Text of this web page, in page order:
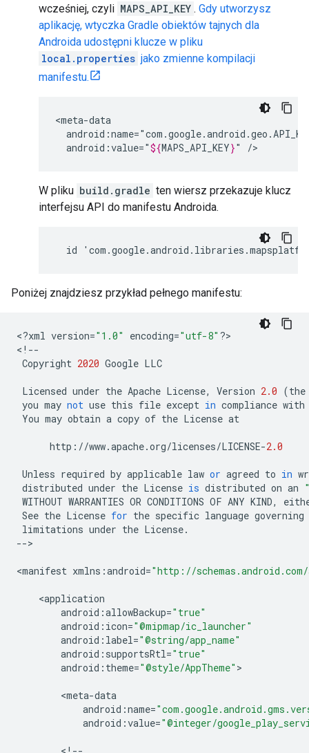
wcześniej, czyli MAPS_API_KEY . Gdy utworzysz
aplikację, wtyczka Gradle obiektów tajnych dla
Androida udostępni klucze w pliku
local.properties jako zmienne kompilacji
manifestu.
android:value="${MAPS_API_KEY}"
W pliku build.gradle ten wiersz przekazuje klucz
interfejsu API do manifestu Androida.
Poniżej znajdziesz przykład pełnego manifestu:
<?xml version="1.0" encoding="utf-8" ?>
< !--
Copyright 2020 Google LLC
Licensed under the Apache License, Version 2.0 (the
you may not use this file except in compliance with
You may obtain a copy of the License at
http : //www.apache.org/licenses/LICENSE-2.0
Unless required by applicable law or agreed to in
distributed under the License is distributed on an
WITHOUT WARRANTIES OR CONDITIONS OF ANY KIND,
See the License for the specific language governing
limitations under the License.
-->
<manifest xmlns :android="http://
<application
android :allowBackup="true"
android : icon="@mipmap/ic_launcher"
android : label="@string/app_name"
android : supportsRtl="true"
android : theme="@style/AppTheme" >
<meta-data
android :name=
android :value="@integer/